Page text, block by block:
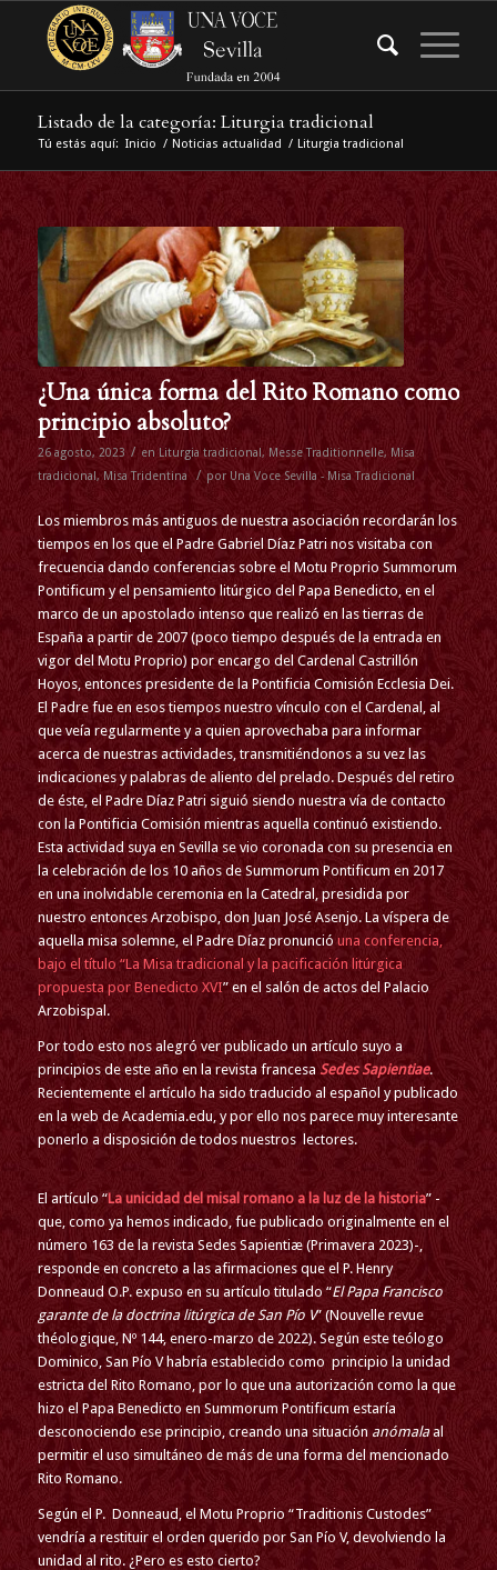
Listado de la categoría: Liturgia tradicional
Tú estás aquí: Inicio / Noticias actualidad / Liturgia tradicional
¿Una única forma del Rito Romano como
principio absoluto?
26 agosto, 2023 / en Liturgia tradicional, Messe Traditionnelle, Misa
tradicional, Misa Tridentina / por Una Voce Sevilla - Misa Tradicional
Los miembros más antiguos de nuestra asociación recordarán los
tiempos en los que el Padre Gabriel Díaz Patri nos visitaba con
frecuencia dando conferencias sobre el Motu Proprio Summorum
Pontificum y el pensamiento litúrgico del Papa Benedicto, en el
marco de un apostolado intenso que realizó en las tierras de
España a partir de 2007 (poco tiempo después de la entrada en
vigor del Motu Proprio) por encargo del Cardenal Castrillón
Hoyos, entonces presidente de la Pontificia Comisión Ecclesia Dei.
El Padre fue en esos tiempos nuestro vínculo con el Cardenal, al
que veía regularmente y a quien aprovechaba para informar
acerca de nuestras actividades, transmitiéndonos a su vez las
indicaciones y palabras de aliento del prelado. Después del retiro
de éste, el Padre Díaz Patri siguió siendo nuestra vía de contacto
con la Pontificia Comisión mientras aquella continuó existiendo.
Esta actividad suya en Sevilla se vio coronada con su presencia en
la celebración de los 10 años de Summorum Pontificum en 2017
en una inolvidable ceremonia en la Catedral, presidida por
nuestro entonces Arzobispo, don Juan José Asenjo. La víspera de
aquella misa solemne, el Padre Díaz pronunció una conferencia,
bajo el título “La Misa tradicional y la pacificación litúrgica
propuesta por Benedicto XVI” en el salón de actos del Palacio
Arzobispal.
Por todo esto nos alegró ver publicado un artículo suyo a
principios de este año en la revista francesaSedes Sapientiae.
Recientemente el artículo ha sido traducido al español y publicado
en la web de Academia.edu, y por ello nos parece muy interesante
ponerlo a disposición de todos nuestros lectores.
El artículo “La unicidad del misal romano a la luz de la historia” -
que, como ya hemos indicado, fue publicado originalmente en el
número 163 de la revista Sedes Sapientiæ (Primavera 2023)-,
responde en concreto a las afirmaciones que el P. Henry
Donneaud O.P. expuso en su artículo titulado “El Papa Francisco
garante de la doctrina litúrgica de San Pío V” (Nouvelle revue
théologique, Nº 144, enero-marzo de 2022). Según este teólogo
Dominico, San Pío V habría establecido como principio la unidad
estricta del Rito Romano, por lo que una autorización como la que
hizo el Papa Benedicto en Summorum Pontificum estaría
desconociendo ese principio, creando una situación anómalaal
permitir el uso simultáneo de más de una forma del mencionado
Rito Romano.
Según el P. Donneaud, el Motu Proprio “Traditionis Custodes”
vendría a restituir el orden querido por San Pío V, devolviendo la
unidad al rito. ¿Pero es esto cierto?